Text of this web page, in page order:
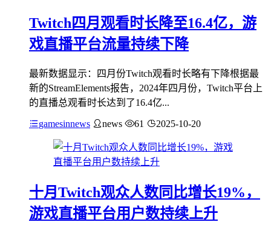
Twitch四月观看时长降至16.4亿，游
戏直播平台流量持续下降
最新数据显示：四月份Twitch观看时长略有下降根据最
新的StreamElements报告，2024年四月份，Twitch平台上
的直播总观看时长达到了16.4亿...
gamesinnews news 61 2025-10-20
十月Twitch观众人数同比增长19%，
游戏直播平台用户数持续上升